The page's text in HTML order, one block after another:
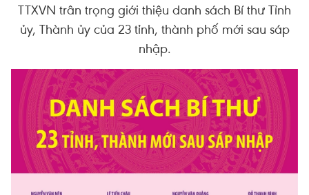
TTXVN trân trọng giới thiệu danh sách Bí thư Tỉnh
ủy, Thành ủy của 23 tỉnh, thành phố mới sau sáp
nhập.